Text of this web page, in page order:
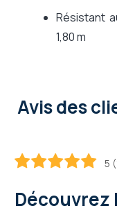
Résistant
1,80 m
Avis des
5
Découvrez